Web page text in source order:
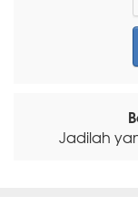
Jadilah